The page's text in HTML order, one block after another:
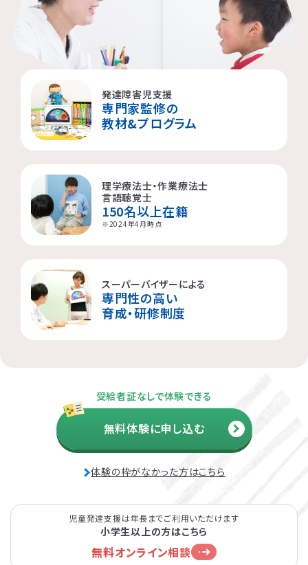
発達障害児支援
専門家監修の
教材&プログラム
理学療法士・作業療法士
言語聴覚士
150名以上在籍
※2024年4月時点
スーパーバイザーによる
専門性の高い
育成・研修制度
受給者証なしで体験できる
無料体験に申し込む
体験の枠がなかった方はこちら
児童発達支援は年長までご利用いただけます
小学生以上の方はこちら
無料オンライン相談